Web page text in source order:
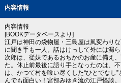
内容情報
内容情報
[BOOKデータベースより]
江戸は神田の袋物屋・三島屋は風変わり
に聞き手も一人。話はけっして外には漏
次郎は、従妹であるおちかのお産に備え
た。休止前最後に語り手となったのは、
は、かつて村を喰い尽くした“ひとでなし
んでも面白い！宮部みゆき流の江戸怪談。